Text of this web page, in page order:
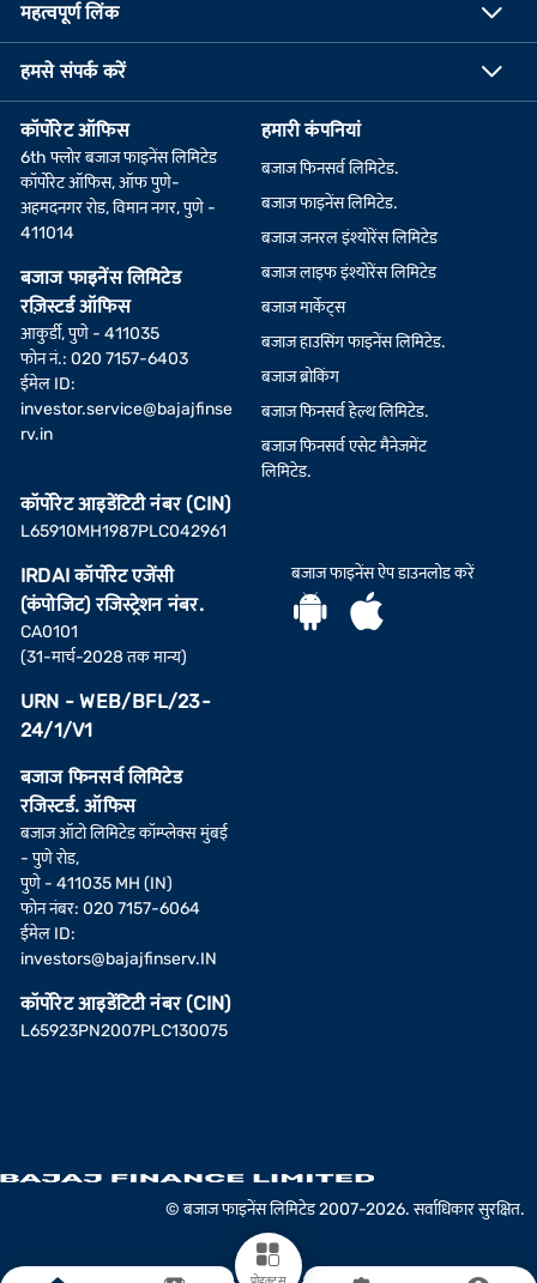
महत्वपूर्ण लिंक
हमसे संपर्क करें
कॉर्पोरेट ऑफिस
6th फ्लोर बजाज फाइनेंस लिमिटेड
कॉर्पोरेट ऑफिस, ऑफ पुणे-
अहमदनगर रोड, विमान नगर, पुणे -
411014
बजाज फाइनेंस लिमिटेड
रज़िस्टर्ड ऑफिस
आकुर्डी, पुणे - 411035
फोन नं.: 020 7157-6403
ईमेल ID:
investor.service@bajajfinse
rv.in
कॉर्पोरेट आइडेंटिटी नंबर (CIN)
L65910MH1987PLC042961
IRDAI कॉर्पोरेट एजेंसी
(कंपोजिट) रजिस्ट्रेशन नंबर.
CA0101
(31-मार्च-2028 तक मान्य)
URN - WEB/BFL/23-
24/1/V1
बजाज फिनसर्व लिमिटेड
रजिस्टर्ड. ऑफिस
बजाज ऑटो लिमिटेड कॉम्प्लेक्स मुंबई
- पुणे रोड,
पुणे - 411035 MH (IN)
फोन नंबर: 020 7157-6064
ईमेल ID:
investors@bajajfinserv.IN
कॉर्पोरेट आइडेंटिटी नंबर (CIN)
L65923PN2007PLC130075
हमारी कंपनियां
बजाज फिनसर्व लिमिटेड.
बजाज फाइनेंस लिमिटेड.
बजाज जनरल इंश्योरेंस लिमिटेड
बजाज लाइफ इंश्योरेंस लिमिटेड
बजाज मार्केट्स
बजाज हाउसिंग फाइनेंस लिमिटेड.
बजाज ब्रोकिंग
बजाज फिनसर्व हेल्थ लिमिटेड.
बजाज फिनसर्व एसेट मैनेजमेंट
लिमिटेड.
बजाज फाइनेंस ऐप डाउनलोड करें
© बजाज फाइनेंस लिमिटेड 2007-2026. सर्वाधिकार सुरक्षित.